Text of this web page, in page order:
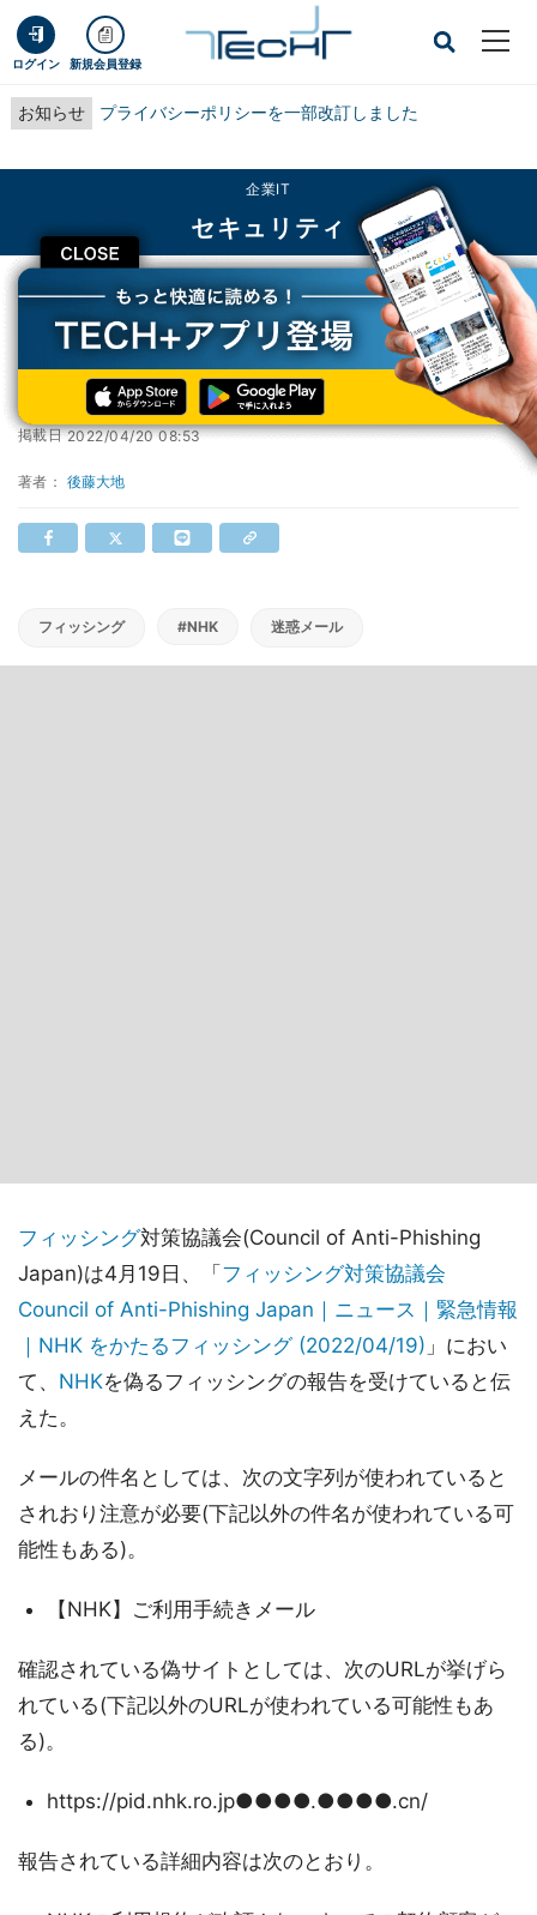
ログイン 新規会員登録
お知らせ プライバシーポリシーを一部改訂しました
CLOSE
企業IT
セキュリティ
TECH+ 企業IT
セキュリティ
NHKを偽装したフィッシング確認、注意を
NHKを偽装したフィッシング確認、注意を
掲載日2022/04/20 08:53
著者： 後藤大地
フィッシング #NHK 迷惑メール
フィッシング対策協議会(Council of Anti-Phishing
Japan)は4月19日、「 フィッシング対策協議会
Council of Anti-Phishing Japan｜ニュース｜緊急情報
｜NHK をかたるフィッシング (2022/04/19) 」におい
て、 NHKを偽るフィッシングの報告を受けていると伝
えた。
メールの件名としては、次の文字列が使われていると
されおり注意が必要(下記以外の件名が使われている可
能性もある)。
【NHK】ご利用手続きメール
確認されている偽サイトとしては、次のURLが挙げら
れている(下記以外のURLが使われている可能性もあ
る)。
https://pid.nhk.ro.jp●●●●.●●●●.cn/
報告されている詳細内容は次のとおり。